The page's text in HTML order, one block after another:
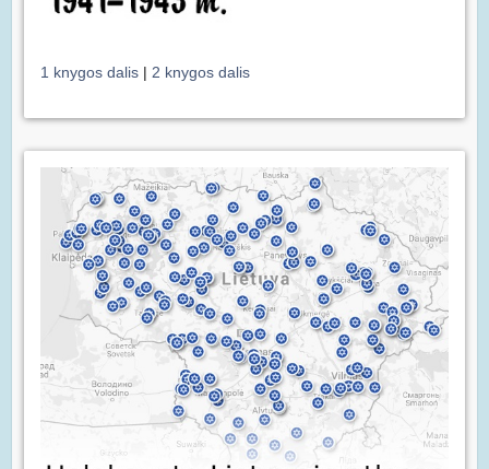
1 knygos dalis | 2 knygos dalis